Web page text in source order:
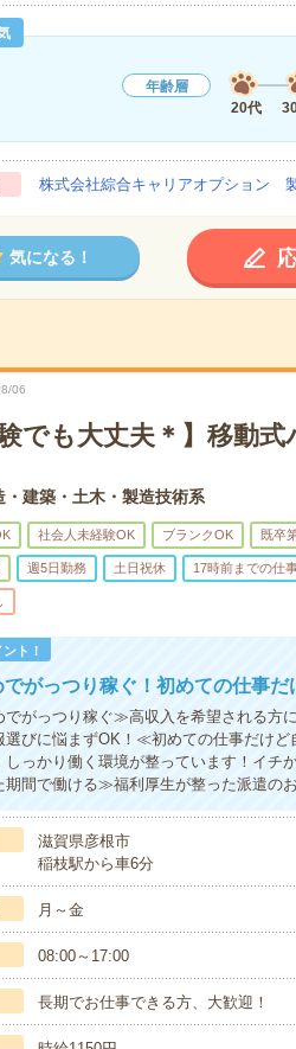
年齢層
20代
株式会社綜合キャリアオプション
気になる！
06
験でも大丈夫＊】移動
・建築・土木・製造技術系
社会人未経験OK ブランクOK 既卒
週5日勤務 土日祝休 17時前までの仕
ト！
がっつり稼ぐ！初めての仕事だ
がっつり稼ぐ≫高収入を希望される方
選びに悩まずOK！≪初めての仕事だけ
しっかり働く環境が整っています！イ
期間で働ける≫福利厚生が整った派遣の
滋賀県彦根市
稲枝駅から車6分
月～金
08:00～17:00
長期でお仕事できる方、大歓迎！